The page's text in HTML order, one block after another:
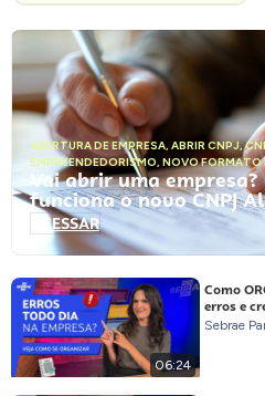
ABERTURA DE EMPRESA, ABRIR CNPJ,
EMPREENDEDORISMO, NOVO FORMATO
Vai abrir uma
funciona o novo CNPJ
ACESSAR
06:24
Como
erros e
Sebrae